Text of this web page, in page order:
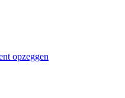
opzeggen